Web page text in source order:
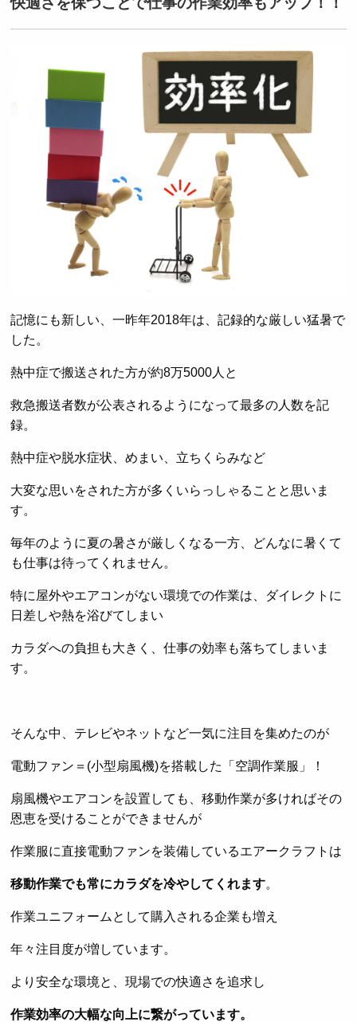
記憶にも新しい、一昨年2018年は、記録的な厳しい猛暑で
した。
熱中症で搬送された方が約8万5000人と
救急搬送者数が公表されるようになって最多の人数を記
録。
熱中症や脱水症状、めまい、立ちくらみなど
大変な思いをされた方が多くいらっしゃることと思いま
す。
毎年のように夏の暑さが厳しくなる一方、どんなに暑くて
も仕事は待ってくれません。
特に屋外やエアコンがない環境での作業は、ダイレクトに
日差しや熱を浴びてしまい
カラダへの負担も大きく、仕事の効率も落ちてしまいま
す。
そんな中、テレビやネットなど一気に注目を集めたのが
電動ファン＝(小型扇風機)を搭載した「空調作業服」！
扇風機やエアコンを設置しても、移動作業が多ければその
恩恵を受けることができませんが
作業服に直接電動ファンを装備しているエアークラフトは
移動作業でも常にカラダを冷やしてくれます。
作業ユニフォームとして購入される企業も増え
年々注目度が増しています。
より安全な環境と、現場での快適さを追求し
作業効率の大幅な向上に繋がっています。